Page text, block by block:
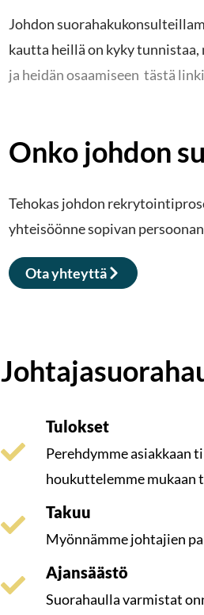
Johdon
kautta heillä on kyky
ja heidän osaamiseen tästä
Onko johdon
Tehokas johdon
yhteisöönne sopivan
Ota yhteyttä
Tulokset
Perehdymme asiakkaan
houkuttelemme mukaan
Takuu
Myönnämme johtajien
Ajansäästö
Suorahaulla varmistat